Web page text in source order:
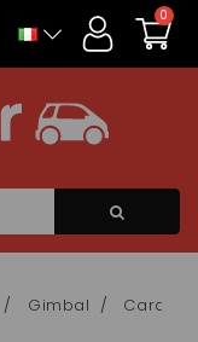
0
Gimbal Cardan